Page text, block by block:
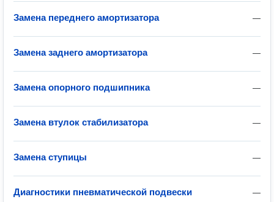
—
Замена переднего амортизатора
—
Замена заднего амортизатора
—
Замена опорного подшипника
—
Замена втулок стабилизатора
—
Замена ступицы
—
Диагностики пневматической подвески